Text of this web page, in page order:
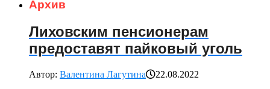
Архив
Лиховским пенсионерам
предоставят пайковый уголь
Автор: Валентина Лагутина
22.08.2022